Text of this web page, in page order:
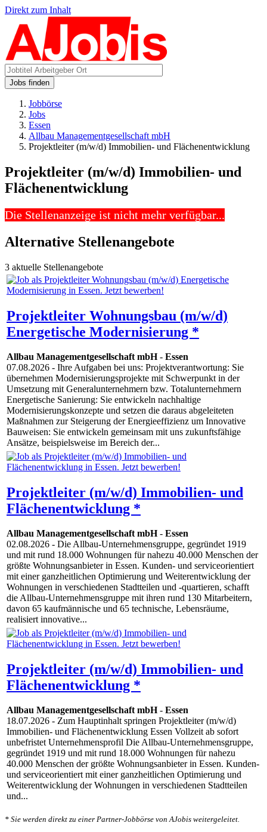
Direkt zum Inhalt
Jobs finden
Jobbörse
Jobs
Essen
Allbau Managementgesellschaft mbH
Projektleiter (m/w/d) Immobilien- und Flächenentwicklung
Projektleiter (m/w/d) Immobilien- und
Flächenentwicklung
Die Stellenanzeige ist nicht mehr verfügbar...
Alternative Stellenangebote
3 aktuelle Stellenangebote
Projektleiter Wohnungsbau (m/w/d)
Energetische Modernisierung *
Allbau Managementgesellschaft mbH- Essen
07.08.2026 - Ihre Aufgaben bei uns: Projektverantwortung: Sie
übernehmen Modernisierungsprojekte mit Schwerpunkt in der
Umsetzung mit Generalunternehmern bzw. Totalunternehmern
Energetische Sanierung: Sie entwickeln nachhaltige
Modernisierungskonzepte und setzen die daraus abgeleiteten
Maßnahmen zur Steigerung der Energieeffizienz um Innovative
Bauweisen: Sie entwickeln gemeinsam mit uns zukunftsfähige
Ansätze, beispielsweise im Bereich der...
Projektleiter (m/w/d) Immobilien- und
Flächenentwicklung *
Allbau Managementgesellschaft mbH- Essen
02.08.2026 - Die Allbau-Unternehmensgruppe, gegründet 1919
und mit rund 18.000 Wohnungen für nahezu 40.000 Menschen der
größte Wohnungsanbieter in Essen. Kunden- und serviceorientiert
mit einer ganzheitlichen Optimierung und Weiter­entwicklung der
Wohnungen in verschiedenen Stadtteilen und -quartieren, schafft
die Allbau-Unternehmensgruppe mit ihren rund 130 Mitarbeitern,
davon 65 kaufmännische und 65 technische, Lebens­räume,
realisiert innovative...
Projektleiter (m/w/d) Immobilien- und
Flächenentwicklung *
Allbau Managementgesellschaft mbH- Essen
18.07.2026 - Zum Hauptinhalt springen Projektleiter (m/w/d)
Immobilien- und Flächenentwicklung Essen Vollzeit ab sofort
unbefristet Unternehmensprofil Die Allbau-Unternehmensgruppe,
gegründet 1919 und mit rund 18.000 Wohnungen für nahezu
40.000 Menschen der größte Wohnungsanbieter in Essen. Kunden-
und serviceorientiert mit einer ganzheitlichen Optimierung und
Weiterentwicklung der Wohnungen in verschiedenen Stadtteilen
und...
* Sie werden direkt zu einer Partner-Jobbörse von AJobis weitergeleitet.